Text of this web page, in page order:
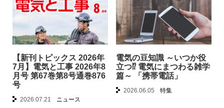
【新刊トピックス 2026年
7月】電気と工事 2026年8
月号 第67巻第8号通巻876
号
2026.07.21 ニュース
電気の豆知識 ～いつか役
立つ⁉︎ 電気にまつわる雑学
篇～ 「携帯電話」
2026.06.05 特集